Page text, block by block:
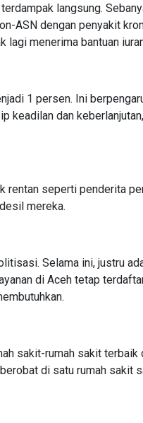
langsung.
ASN dengan penyakit
lagi menerima bantuan
1 persen. Ini
keadilan dan
rentan seperti penderita
mereka.
Selama ini, justru
di Aceh tetap
sakit-rumah sakit terbaik
di satu rumah sakit